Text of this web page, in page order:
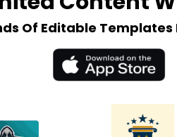
Of Editable Templates